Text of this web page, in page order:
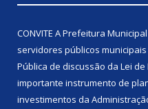
CONVITE A Prefeitura
servidores públicos
Pública de discussão da Lei
importante instrumento de
investimentos da